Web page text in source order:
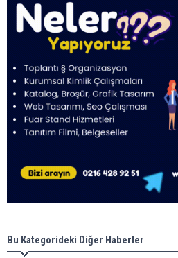
Bu Kategorideki Diğer Haberler